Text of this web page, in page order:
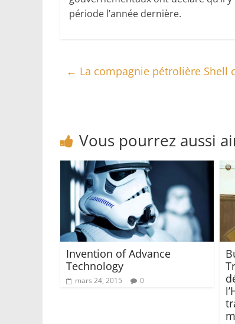
période l’année dernière.
← La compagnie pétrolière Shell
Vous pourrez aussi
Invention of Advance
Technology
mars 24, 2015 0